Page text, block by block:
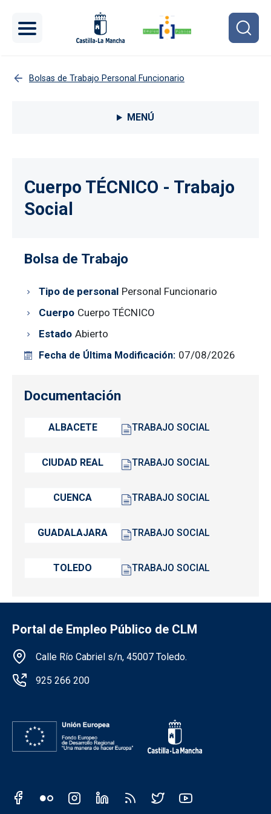
Bolsas de Trabajo Personal Funcionario
Menú lateral Procesos selectivos
MENÚ
Cuerpo TÉCNICO - Trabajo
Social
Bolsa de Trabajo
Tipo de personal Personal Funcionario
Cuerpo Cuerpo TÉCNICO
Estado Abierto
Fecha de Última Modificación: 07/08/2026
Documentación
ALBACETE TRABAJO SOCIAL
CIUDAD REAL TRABAJO SOCIAL
CUENCA TRABAJO SOCIAL
GUADALAJARA TRABAJO SOCIAL
TOLEDO TRABAJO SOCIAL
Portal de Empleo Público de CLM
Información de la institución
Calle Río Cabriel s/n, 45007 Toledo.
925 266 200
Redes sociales JCCM